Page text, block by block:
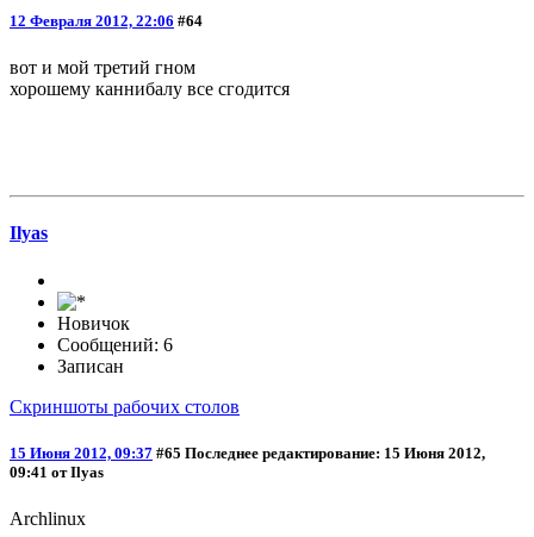
12 Февраля 2012, 22:06 #64
вот и мой третий гном
хорошему каннибалу все сгодится
Ilyas
Новичок
Сообщений: 6
Записан
Скриншоты рабочих столов
15 Июня 2012, 09:37 #65 Последнее редактирование: 15 Июня 2012,
09:41 от Ilyas
Archlinux